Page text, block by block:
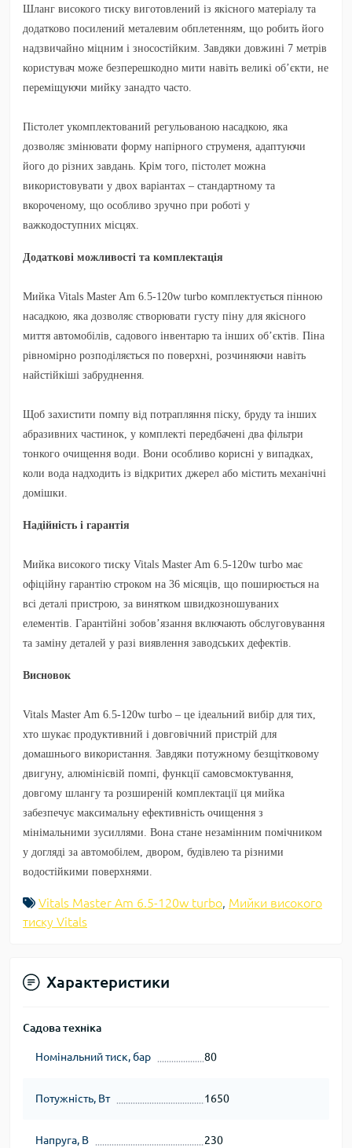
Шланг високого тиску виготовлений із якісного матеріалу та
додатково посилений металевим обплетенням, що робить його
надзвичайно міцним і зносостійким. Завдяки довжині 7 метрів
користувач може безперешкодно мити навіть великі об’єкти, не
переміщуючи мийку занадто часто.
Пістолет укомплектований регульованою насадкою, яка
дозволяє змінювати форму напірного струменя, адаптуючи
його до різних завдань. Крім того, пістолет можна
використовувати у двох варіантах – стандартному та
вкороченому, що особливо зручно при роботі у
важкодоступних місцях.
Додаткові можливості та комплектація
Мийка Vitals Master Am 6.5-120w turbo комплектується пінною
насадкою, яка дозволяє створювати густу піну для якісного
миття автомобілів, садового інвентарю та інших об’єктів. Піна
рівномірно розподіляється по поверхні, розчиняючи навіть
найстійкіші забруднення.
Щоб захистити помпу від потрапляння піску, бруду та інших
абразивних частинок, у комплекті передбачені два фільтри
тонкого очищення води. Вони особливо корисні у випадках,
коли вода надходить із відкритих джерел або містить механічні
домішки.
Надійність і гарантія
Мийка високого тиску Vitals Master Am 6.5-120w turbo має
офіційну гарантію строком на 36 місяців, що поширюється на
всі деталі пристрою, за винятком швидкозношуваних
елементів. Гарантійні зобов’язання включають обслуговування
та заміну деталей у разі виявлення заводських дефектів.
Висновок
Vitals Master Am 6.5-120w turbo – це ідеальний вибір для тих,
хто шукає продуктивний і довговічний пристрій для
домашнього використання. Завдяки потужному безщітковому
двигуну, алюмінієвій помпі, функції самовсмоктування,
довгому шлангу та розширеній комплектації ця мийка
забезпечує максимальну ефективність очищення з
мінімальними зусиллями. Вона стане незамінним помічником
у догляді за автомобілем, двором, будівлею та різними
водостійкими поверхнями.
Vitals Master Am 6.5-120w turbo, Мийки високого
тиску Vitals
Характеристики
Садова техніка
Номінальний тиск, бар 80
Потужність, Вт 1650
Напруга, В 230